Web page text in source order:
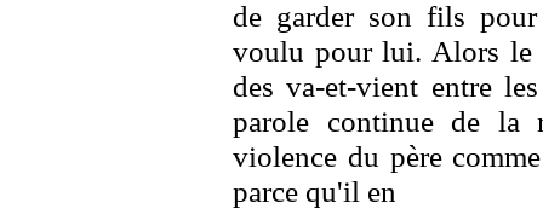
de garder son fils
voulu pour lui. Alors le
des va-et-vient entre
parole continue de la
violence du père
parce qu'il en